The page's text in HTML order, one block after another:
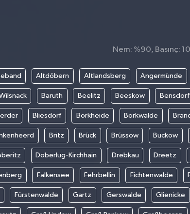
Nem: %90, Basınç:
Altdöbern Altlandsberg Angermünde
Baruth Beelitz Beeskow Bensdorf
Bliesdorf Borkheide Borkwalde
Britz Brück Brüssow Buckow
Doberlug-Kirchhain Drebkau Dreetz
Falkensee Fehrbellin Fichtenwalde
Fürstenwalde Gartz Gerswalde Glienicke